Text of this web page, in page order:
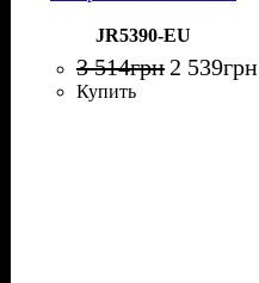
JR5390-EU
3 514грн 2 539грн
Купить